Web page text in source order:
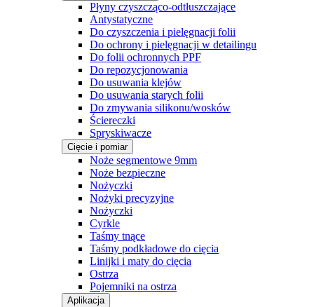
Płyny czyszcząco-odtłuszczające
Antystatyczne
Do czyszczenia i pielęgnacji folii
Do ochrony i pielęgnacji w detailingu
Do folii ochronnych PPF
Do repozycjonowania
Do usuwania klejów
Do usuwania starych folii
Do zmywania silikonu/wosków
Ściereczki
Spryskiwacze
Cięcie i pomiar
Noże segmentowe 9mm
Noże bezpieczne
Nożyczki
Nożyki precyzyjne
Nożyczki
Cyrkle
Taśmy tnące
Taśmy podkładowe do cięcia
Linijki i maty do cięcia
Ostrza
Pojemniki na ostrza
Aplikacja